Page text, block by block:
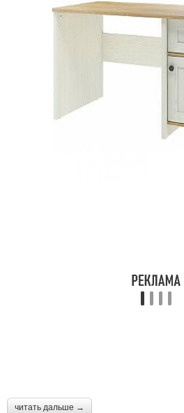
Рабочая обстановка
Зоны в студии
Зоны в небольшой
читать дальше →